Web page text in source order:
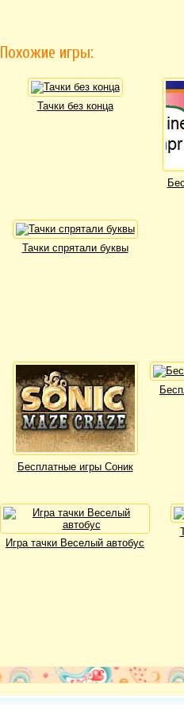
Похожие игры:
Тачки без конца
Тачки спрятали буквы
Бесплатные игры Соник
Игра тачки Веселый автобус